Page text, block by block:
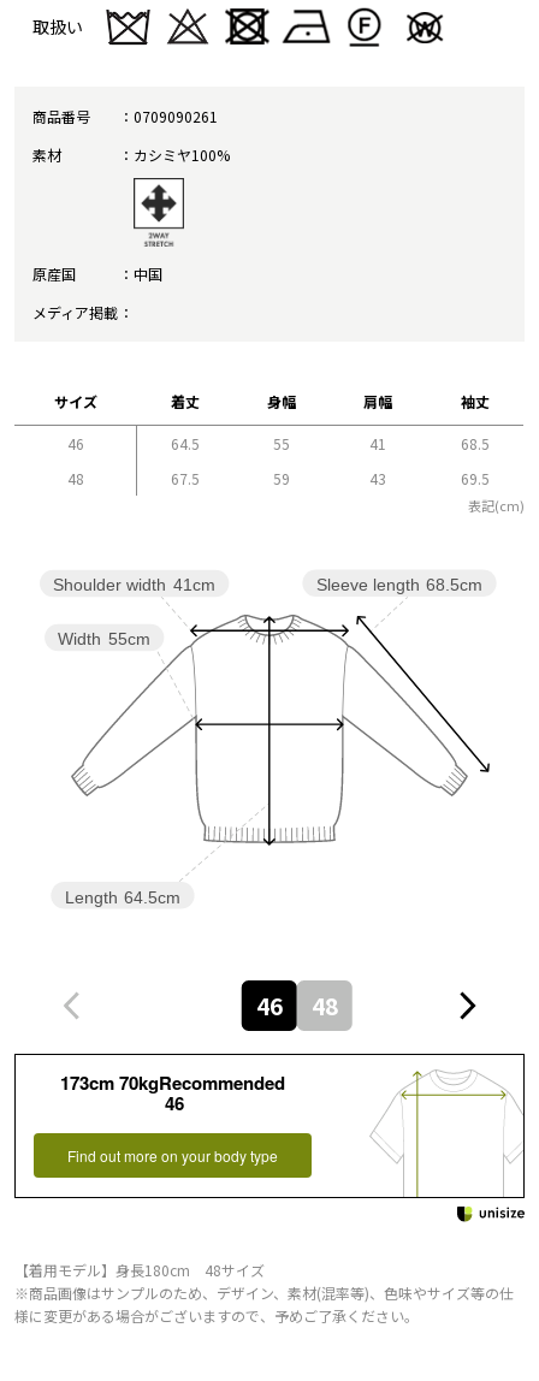
取扱い
商品番号
0709090261
素材
カシミヤ100%
原産国
中国
メディア掲載
サイズ 着丈 身幅 肩幅 袖丈
46 64.5 55 41
68.5
48
67.5 59 43 69.5
表記(cm)
Sleeve length 68.5cm
Length 64.5cm
Width 55cm
Shoulder width 41cm
46 48
173cm 70kgRecommended
46
Find out more on your body type
【着用モデル】身長180cm 48サイズ
※商品画像はサンプルのため、デザイン、素材(混率等)、色味やサイズ等の仕
様に変更がある場合がございますので、予めご了承ください。